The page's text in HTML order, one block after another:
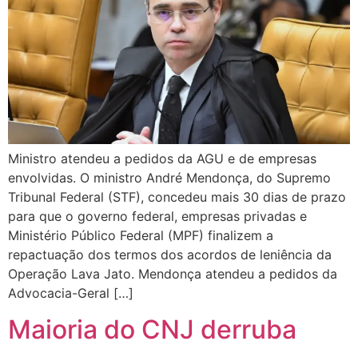
Ministro atendeu a pedidos da AGU e de empresas
envolvidas. O ministro André Mendonça, do Supremo
Tribunal Federal (STF), concedeu mais 30 dias de prazo
para que o governo federal, empresas privadas e
Ministério Público Federal (MPF) finalizem a
repactuação dos termos dos acordos de leniência da
Operação Lava Jato. Mendonça atendeu a pedidos da
Advocacia-Geral […]
Maioria do CNJ derruba